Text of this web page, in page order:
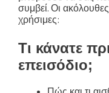
συμβεί. Οι
χρήσιμες:
Τι κάνατε
επεισόδιο;